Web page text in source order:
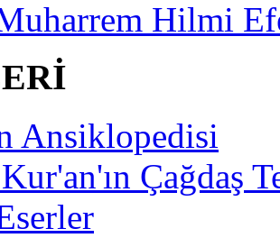
Hilmi
Ansiklopedisi
Çağdaş